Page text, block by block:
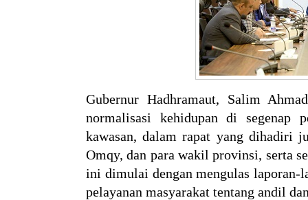
Gubernur Hadhramaut, Salim
normalisasi kehidupan di segenap
kawasan, dalam rapat yang dihadiri
Omqy, dan para wakil provinsi, serta
ini dimulai dengan mengulas laporan-
pelayanan masyarakat tentang andil